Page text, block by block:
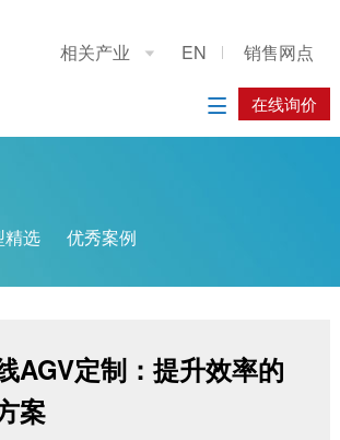
相关产业  EN 销售网点
在线询价

机械手
精选 优秀案例
AGV定制：提升效率的
案